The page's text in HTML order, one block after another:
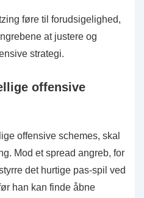
føre til forudsigelighed,
at justere og
strategi.
offensive
offensive schemes, skal
Mod et spread angreb, for
det hurtige pas-spil ved
han kan finde åbne